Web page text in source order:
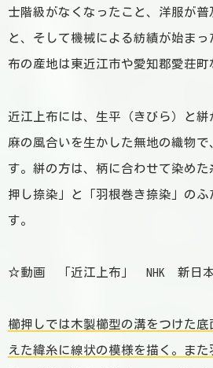
士階級がなくなったこと、洋服が
と、そして機械による紡績が始ま
布の産地は東近江市や愛知郡愛荘町
近江上布には、生平（きびら）と絣
麻の風合いを生かした無地の織物で
す。絣の方は、柄に合わせて染め
押し捺染」と「羽根巻き捺染」のふ
す。
☆動画 「近江上布」 NHK 新日
櫛押しでは木製櫛型の溝をつけた
えた緯糸に線状の模様を描く。ま